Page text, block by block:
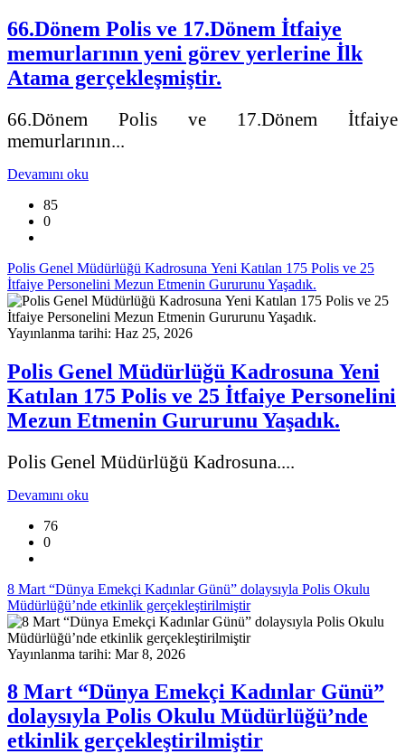
66.Dönem Polis ve 17.Dönem İtfaiye
memurlarının yeni görev yerlerine İlk
Atama gerçekleşmiştir.
66.Dönem Polis ve 17.Dönem İtfaiye
memurlarının...
Devamını oku
85
0
Polis Genel Müdürlüğü Kadrosuna Yeni Katılan 175 Polis ve 25
İtfaiye Personelini Mezun Etmenin Gururunu Yaşadık.
Yayınlanma tarihi: Haz 25, 2026
Polis Genel Müdürlüğü Kadrosuna Yeni
Katılan 175 Polis ve 25 İtfaiye Personelini
Mezun Etmenin Gururunu Yaşadık.
Polis Genel Müdürlüğü Kadrosuna....
Devamını oku
76
0
8 Mart “Dünya Emekçi Kadınlar Günü” dolaysıyla Polis Okulu
Müdürlüğü’nde etkinlik gerçekleştirilmiştir
Yayınlanma tarihi: Mar 8, 2026
8 Mart “Dünya Emekçi Kadınlar Günü”
dolaysıyla Polis Okulu Müdürlüğü’nde
etkinlik gerçekleştirilmiştir